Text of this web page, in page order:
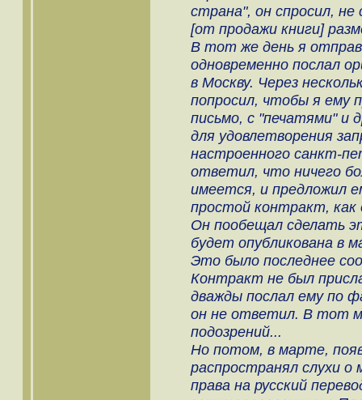
страна", он спросил, не
[от продажи книги]
В тот же день я
одновременно послал
в Москву. Через
попросил, чтобы я ему
письмо, с "печатями" и
для удовлетворения
настроенного санкт-
ответил, что ничего
имеется, и предложил
простой контракт, как
Он пообещал сделать
будет опубликована в
Это было последнее
Контракт не был
дважды послал ему по
он не ответил. В тот
подозрений...
Но потом, в марте,
распространял слухи
права на русский